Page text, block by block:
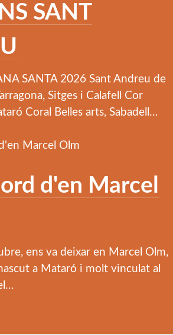
SANT
SANTA 2026 Sant Andreu de
Sitges i Calafell Cor
Coral Belles arts, Sabadell …
d'en Marcel
ens va deixar en Marcel Olm,
a Mataró i molt vinculat al
…